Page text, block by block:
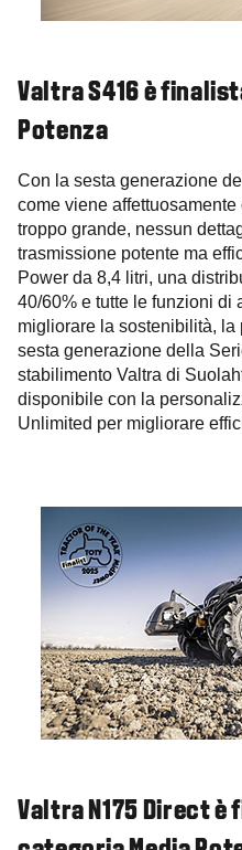
Valtra S416 è
Potenza
Con la sesta generazione
come viene
troppo grande, nessun
trasmissione potente ma
Power da 8,4 litri, una
40/60% e tutte le funzioni di
migliorare la sostenibilità, la
sesta generazione della
stabilimento Valtra di
disponibile con la
Unlimited per migliorare
Valtra N175 Direct